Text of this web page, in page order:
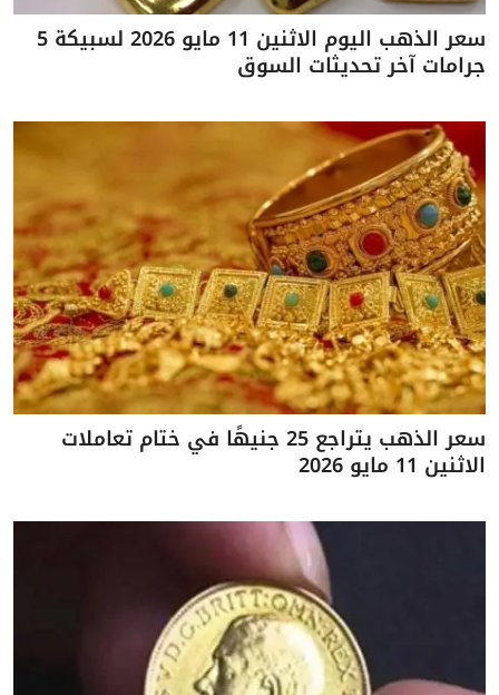
سعر الذهب اليوم الاثنين 11 مايو 2026 لسبيكة 5
جرامات آخر تحديثات السوق
سعر الذهب يتراجع 25 جنيهًا في ختام تعاملات
الاثنين 11 مايو 2026